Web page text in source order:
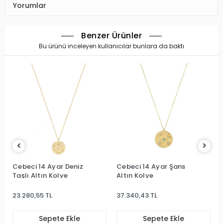
Yorumlar
Benzer Ürünler
Bu ürünü inceleyen kullanıcılar bunlara da baktı
Cebeci 14 Ayar Deniz
Taşlı Altın Kolye
23.280,55 TL
Sepete Ekle
Cebeci 14 Ayar Şans
Altın Kolye
37.340,43 TL
Sepete Ekle